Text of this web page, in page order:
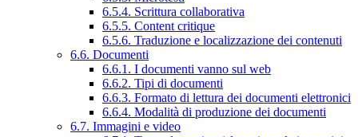
6.5.4. Scrittura collaborativa
6.5.5. Content critique
6.5.6. Traduzione e localizzazione dei contenuti
6.6. Documenti
6.6.1. I documenti vanno sul web
6.6.2. Tipi di documenti
6.6.3. Formato di lettura dei documenti elettronici
6.6.4. Modalità di produzione dei documenti
6.7. Immagini e video